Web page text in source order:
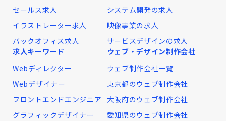
セールス求人
イラストレーター求人
バックオフィス求人
システム開発の求人
映像事業の求人
サービスデザインの求人
求人キーワード
Webディレクター
Webデザイナー
フロントエンドエンジニア
グラフィックデザイナー
ウェブ・デザイン制作会社
ウェブ制作会社一覧
東京都のウェブ制作会社
大阪府のウェブ制作会社
愛知県のウェブ制作会社